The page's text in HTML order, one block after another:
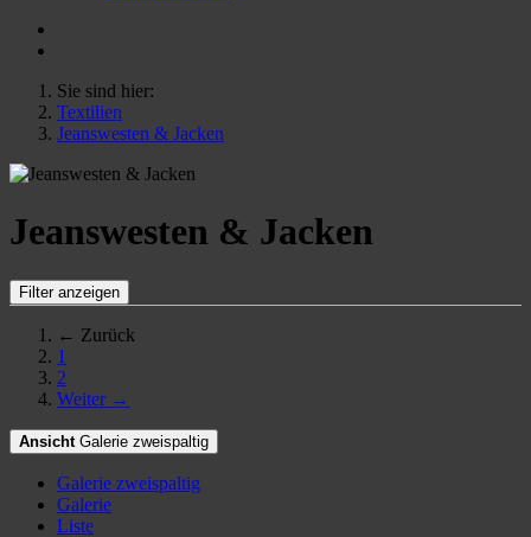
Sie sind hier:
Textilien
Jeanswesten & Jacken
Jeanswesten & Jacken
Filter anzeigen
← Zurück
1
2
Weiter →
Ansicht Galerie zweispaltig
Galerie zweispaltig
Galerie
Liste